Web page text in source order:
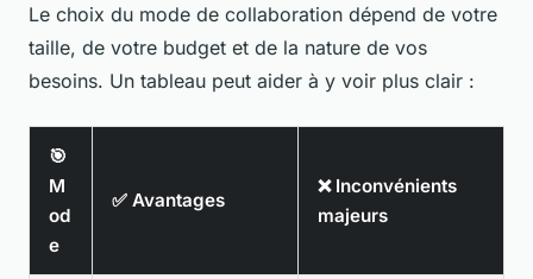
Le choix du mode de collaboration dépend de votre
taille, de votre budget et de la nature de vos
besoins. Un tableau peut aider à y voir plus clair :
🎯
M
od
e
✅ Avantages
❌ Inconvénients
majeurs